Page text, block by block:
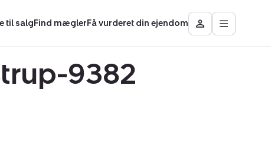
til salgFind mæglerFå vurderet din ejendom
Besøg
Mit
Åbn
9382